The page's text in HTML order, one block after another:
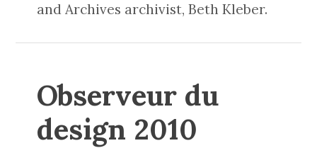
and Archives archivist, Beth Kleber.
Observeur du
design 2010